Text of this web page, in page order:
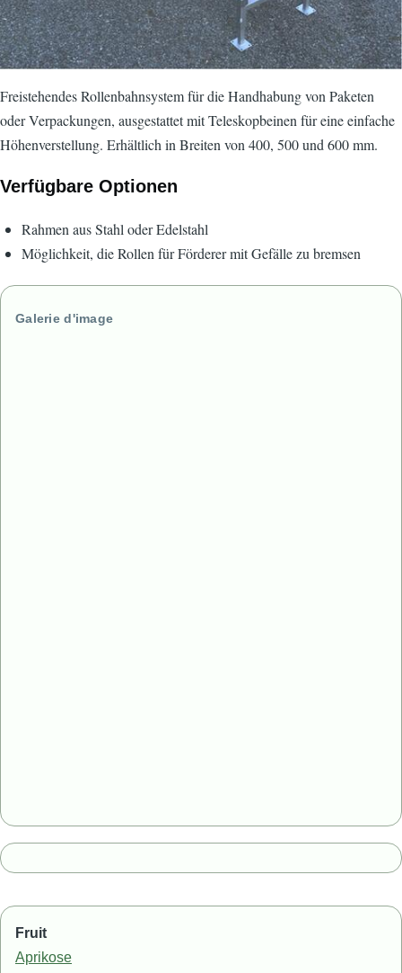
Freistehendes Rollenbahnsystem für die Handhabung von Paketen
oder Verpackungen, ausgestattet mit Teleskopbeinen für eine einfache
Höhenverstellung. Erhältlich in Breiten von 400, 500 und 600 mm.
Verfügbare Optionen
Rahmen aus Stahl oder Edelstahl
Möglichkeit, die Rollen für Förderer mit Gefälle zu bremsen
Galerie d'image
Fruit
Aprikose